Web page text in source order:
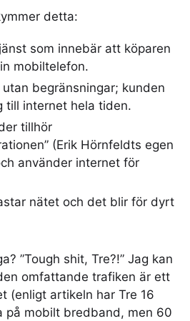
detta:
som innebär att köparen
mobiltelefon.
begränsningar; kunden
till internet hela tiden.
tillhör
(Erik Hörnfeldts egen
använder internet för
nätet och det blir för dyrt
”Tough shit, Tre?!” Jag kan
omfattande trafiken är ett
(enligt artikeln har Tre 16
på mobilt bredband, men 60